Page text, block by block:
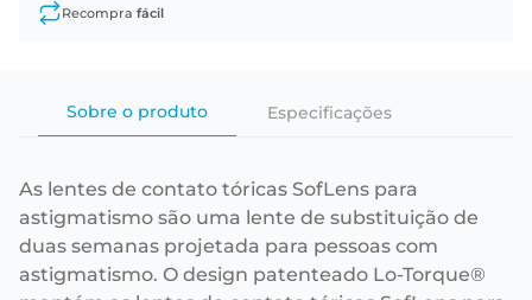
Recompra fácil
Sobre o produto Especificações
As lentes de contato tóricas SofLens para
astigmatismo são uma lente de substituição de
duas semanas projetada para pessoas com
astigmatismo. O design patenteado Lo-Torque®